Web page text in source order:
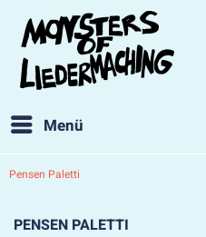
Menü
Pensen Paletti
PENSEN PALETTI